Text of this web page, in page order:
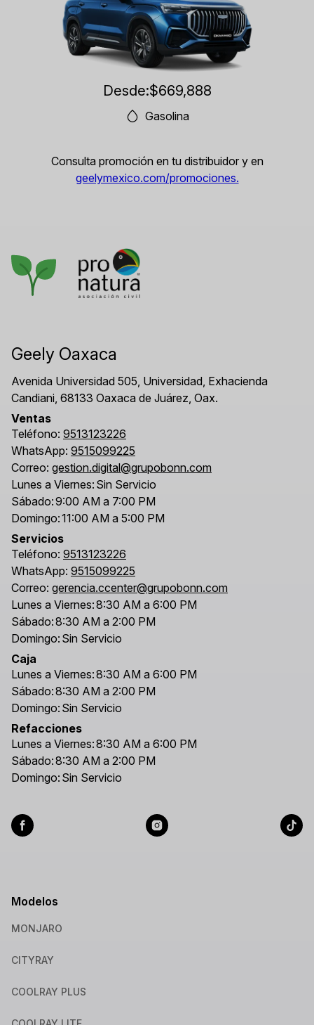
Desde:$669,888
Gasolina
Consulta promoción en tu distribuidor y en
geelymexico.com/promociones.
Geely Oaxaca
Avenida Universidad 505, Universidad, Exhacienda
Candiani, 68133 Oaxaca de Juárez, Oax.
Ventas
Teléfono: 9513123226
WhatsApp: 9515099225
Correo: gestion.digital@grupobonn.com
Lunes a Viernes: Sin Servicio
Sábado:9:00 AM a 7:00 PM
Domingo:11:00 AM a 5:00 PM
Servicios
Teléfono: 9513123226
WhatsApp: 9515099225
Correo: gerencia.ccenter@grupobonn.com
Lunes a Viernes:8:30 AM a 6:00 PM
Sábado:8:30 AM a 2:00 PM
Domingo: Sin Servicio
Caja
Lunes a Viernes:8:30 AM a 6:00 PM
Sábado:8:30 AM a 2:00 PM
Domingo: Sin Servicio
Refacciones
Lunes a Viernes:8:30 AM a 6:00 PM
Sábado:8:30 AM a 2:00 PM
Domingo: Sin Servicio
Modelos
MONJARO
CITYRAY
COOLRAY PLUS